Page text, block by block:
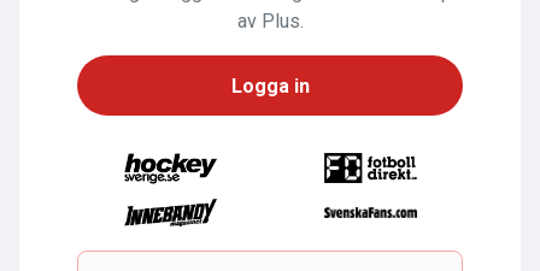
av Plus.
Logga in